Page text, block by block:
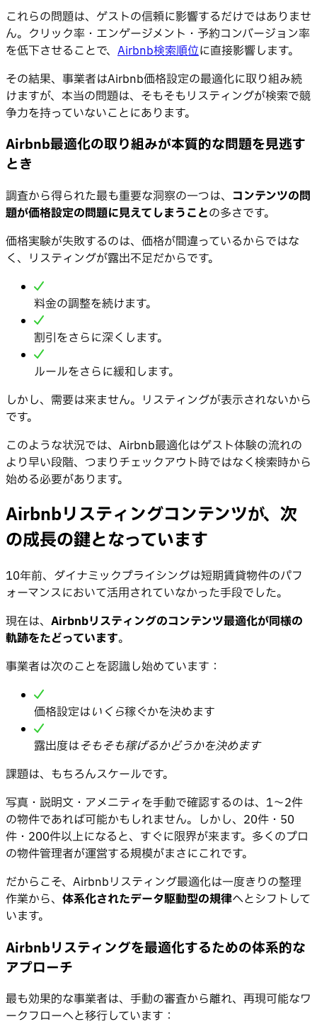
これらの問題は、ゲストの信頼に影響するだけではありませ
ん。クリック率・エンゲージメント・予約コンバージョン率
を低下させることで、 Airbnb検索順位に直接影響します。
その結果、事業者はAirbnb価格設定の最適化に取り組み続
けますが、本当の問題は、そもそもリスティングが検索で競
争力を持っていないことにあります。
Airbnb最適化の取り組みが本質的な問題を見逃す
とき
調査から得られた最も重要な洞察の一つは、 コンテンツの問
題が価格設定の問題に見えてしまうことの多さです。
価格実験が失敗するのは、価格が間違っているからではな
く、リスティングが露出不足だからです。
料金の調整を続けます。
割引をさらに深くします。
ルールをさらに緩和します。
しかし、需要は来ません。リスティングが表示されないから
です。
このような状況では、Airbnb最適化はゲスト体験の流れの
より早い段階、つまりチェックアウト時ではなく検索時から
始める必要があります。
Airbnbリスティングコンテンツが、次
の成長の鍵となっています
10年前、ダイナミックプライシングは短期賃貸物件のパフ
ォーマンスにおいて活用されていなかった手段でした。
現在は、 Airbnbリスティングのコンテンツ最適化が同様の
軌跡をたどっています。
事業者は次のことを認識し始めています：
価格設定はいくら稼ぐかを決めます
露出度はそもそも稼げるかどうかを決めます
課題は、もちろんスケールです。
写真・説明文・アメニティを手動で確認するのは、1〜2件
の物件であれば可能かもしれません。しかし、20件・50
件・200件以上になると、すぐに限界が来ます。多くのプロ
の物件管理者が運営する規模がまさにこれです。
だからこそ、Airbnbリスティング最適化は一度きりの整理
作業から、 体系化されたデータ駆動型の規律へとシフトして
います。
Airbnbリスティングを最適化するための体系的な
アプローチ
最も効果的な事業者は、手動の審査から離れ、再現可能なワ
ークフローへと移行しています：